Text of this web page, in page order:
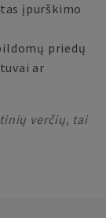
įpurškimo
priedų
ar
verčių, tai